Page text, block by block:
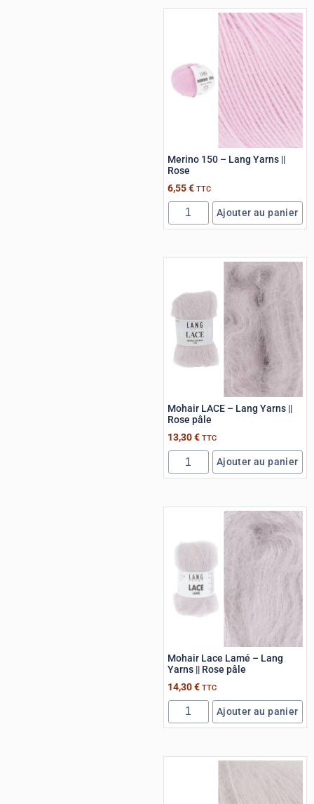
Merino 150 – Lang Yarns ||
Rose
6,55€ TTC
Ajouter au panier
Mohair LACE – Lang Yarns ||
Rose pâle
13,30€ TTC
Ajouter au panier
Mohair Lace Lamé – Lang
Yarns || Rose pâle
14,30€ TTC
Ajouter au panier